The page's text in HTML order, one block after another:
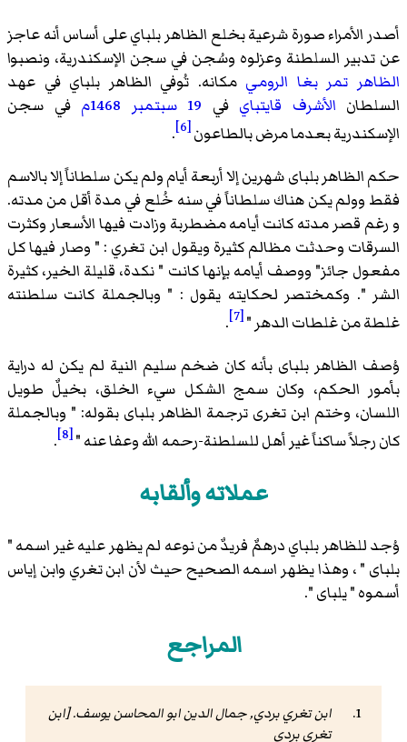
أصدر الأمراء صورة شرعية بخلع الظاهر بلباي على أساس أنه عاجز
عن تدبير السلطنة وعزلوه وسُجن في سجن الإسكندرية، ونصبوا
الظاهر تمر بغا الرومي مكانه. تُوفي الظاهر بلباي في عهد
السلطان الأشرف قايتباي في 19 سبتمبر 1468م
في سجن
الإسكندرية بعدما مرض بالطاعون[6]
.
حكم الظاهر بلباى شهرين إلا أربعة أيام ولم يكن سلطاناً إلا بالاسم
فقط وولم يكن هناك سلطاناً في سنه خُلع في مدة أقل من مدته.
و رغم قصر مدته كانت أيامه مضطربة وزادت فيها الأسعار وكثرت
السرقات وحدثت مظالم كثيرة ويقول ابن تغري : " وصار فيها كل
مفعول جائز" ووصف أيامه بإنها كانت " نكدة، قليلة الخير، كثيرة
الشر ". وكمختصر لحكايته يقول : " وبالجملة كانت سلطنته
غلطة من غلطات الدهر "[7]
.
وُصف الظاهر بلباى بأنه كان ضخم سليم النية لم يكن له دراية
بأمور الحكم، وكان سمج الشكل سيء الخلق، بخيلٌ طويل
اللسان، وختم ابن تغرى ترجمة الظاهر بلباى بقوله: " وبالجملة
كان رجلاً ساكناً غير أهل للسلطنة-رحمه الله وعفا عنه "[8]
.
عملاته وألقابه
وُجد للظاهر بلباي درهمٌ فريدٌ من نوعه لم يظهر عليه غير اسمه "
بلباى " ، وهذا يظهر اسمه الصحيح حيث لأن ابن تغري وابن إياس
أسموه " يلباى ".
المراجع
ابن تغري بردي, جمال الدين ابو المحاسن يوسف. [ابن
تغري بردي